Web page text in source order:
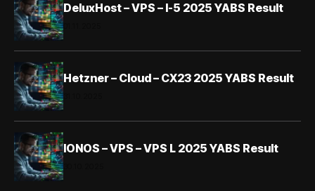
DeluxHost – VPS – I-5 2025 YABS Result
Hetzner – Cloud – CX23 2025 YABS Result
IONOS – VPS – VPS L 2025 YABS Result